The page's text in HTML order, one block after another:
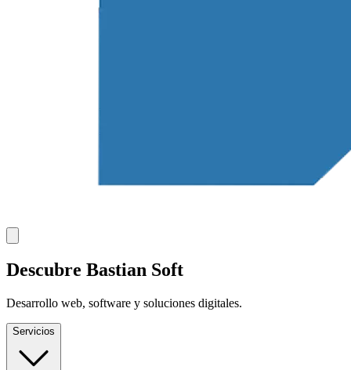
Descubre Bastian Soft
Desarrollo web, software y soluciones digitales.
Servicios